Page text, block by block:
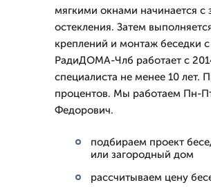
мягкими окнами начинается
остекления. Затем
креплений и монтаж беседки
РадиДОМА-Члб работает с
специалиста не менее 10 лет.
процентов. Мы работаем Пн-
Федорович.
подбираем проект
или загородный дом
рассчитываем цену